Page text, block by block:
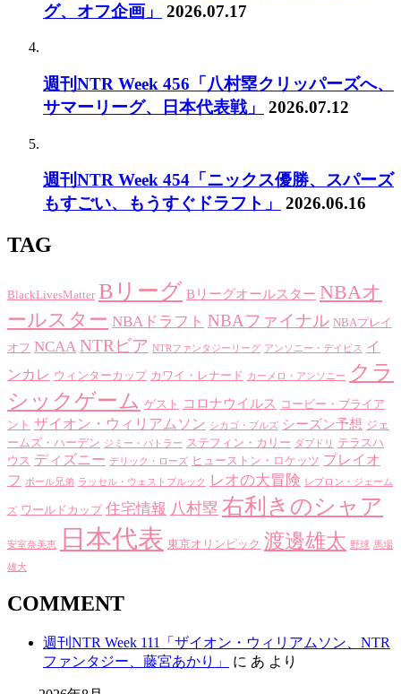
グ、オフ企画」
2026.07.17
週刊NTR Week 456「八村塁クリッパーズへ、
サマーリーグ、日本代表戦」
2026.07.12
週刊NTR Week 454「ニックス優勝、スパーズ
もすごい、もうすぐドラフト」
2026.06.16
TAG
BlackLivesMatter Bリーグ Bリーグオールスター NBAオ
ールスター NBAドラフト NBAファイナル NBAプレイ
オフ NCAA NTRビア NTRファンタジーリーグ アンソニー・デイビス イ
ンカレ ウィンターカップ カワイ・レナード カーメロ・アンソニー
クラ
シックゲーム ゲスト コロナウイルス コービー・ブライア
ント ザイオン・ウィリアムソン シカゴ・ブルズ シーズン予想 ジェ
ームズ・ハーデン ジミー・バトラー ステフィン・カリー ダブドリ
テラスハ
ウス ディズニー デリック・ローズ ヒューストン・ロケッツ プレイオ
フ ボール兄弟 ラッセル・ウェストブルック レオの大冒険 レブロン・ジェーム
ズ ワールドカップ 住宅情報 八村塁 右利きのシャア
安室奈美恵 日本代表 東京オリンピック 渡邊雄太 野球 馬場
雄大
COMMENT
週刊NTR Week 111「ザイオン・ウィリアムソン、NTR
ファンタジー、藤宮あかり」
に あ より